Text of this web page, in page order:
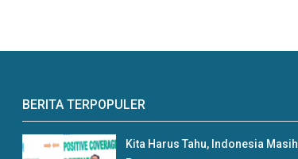
BERITA TERPOPULER
Kita Harus Tahu, Indonesia Masih